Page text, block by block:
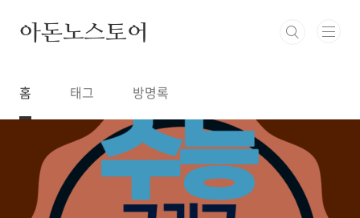
아돈노스토어
홈 태그 방명록